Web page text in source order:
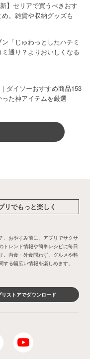
新】セリアで買うべきおす
。雑貨や収納グッズも
「じゅわっとしたハチミ
通り？よりおいしくなる
ダイソーおすすめ商品153
た神アイテムを厳選
リでもっと楽しく
、おやすみ前に、アプリでサクサ
トレンド情報や簡単レシピに毎日
。内食・外食問わず、グルメや料
する幅広い情報を楽しめます。
リストアでダウンロード